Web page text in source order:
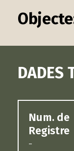
DADES
Num. de
Registre
-